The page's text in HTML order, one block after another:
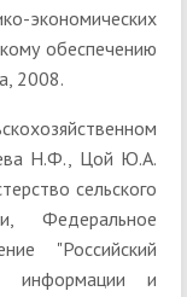
обеспечению
2008.
Н.Ф., Цой Ю.А.
сельского
Федеральное
"Российский
информации и